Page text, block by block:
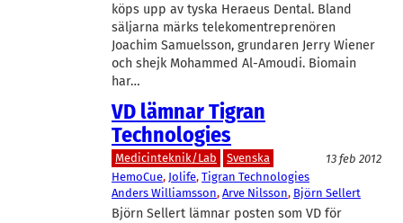
köps upp av tyska Heraeus Dental. Bland
säljarna märks telekomentreprenören
Joachim Samuelsson, grundaren Jerry Wiener
och shejk Mohammed Al-Amoudi. Biomain
har…
VD lämnar Tigran
Technologies
Medicinteknik/Lab Svenska
13 feb 2012
HemoCue, Jolife, Tigran Technologies
Anders Williamsson, Arve Nilsson, Björn Sellert
Björn Sellert lämnar posten som VD för